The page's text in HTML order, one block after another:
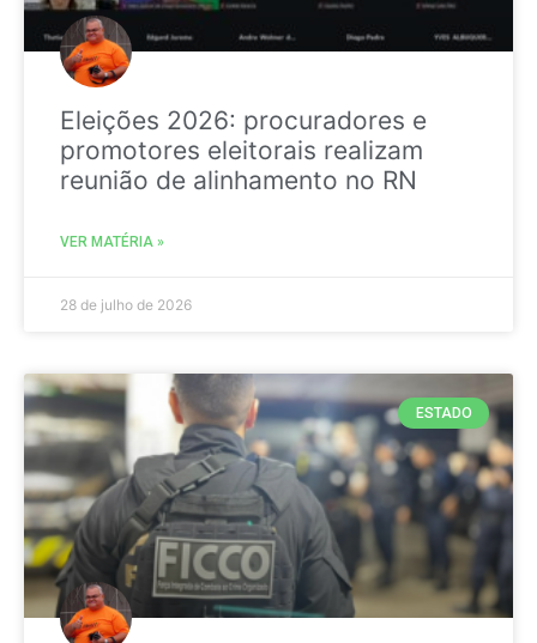
Eleições 2026: procuradores e
promotores eleitorais realizam
reunião de alinhamento no RN
VER MATÉRIA »
28 de julho de 2026
ESTADO